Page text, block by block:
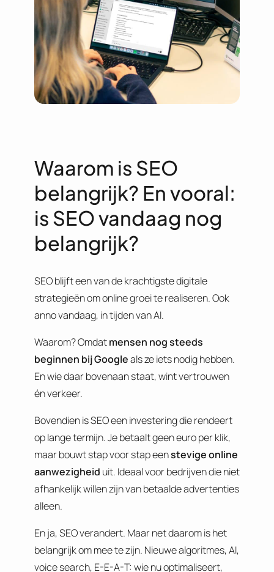
Waarom is SEO
belangrijk? En vooral:
is SEO vandaag nog
belangrijk?
SEO blijft een van de krachtigste digitale
strategieën om online groei te realiseren. Ook
anno vandaag, in tijden van AI.
Waarom? Omdatmensen nog steeds
beginnen bij Googleals ze iets nodig hebben.
En wie daar bovenaan staat, wint vertrouwen
én verkeer.
Bovendien is SEO een investering die rendeert
op lange termijn. Je betaalt geen euro per klik,
maar bouwt stap voor stap eenstevige online
aanwezigheid uit. Ideaal voor bedrijven die niet
afhankelijk willen zijn van betaalde advertenties
alleen.
En ja, SEO verandert. Maar net daarom is het
belangrijk om mee te zijn. Nieuwe algoritmes, AI,
voice search, E-E-A-T: wie nu optimaliseert,